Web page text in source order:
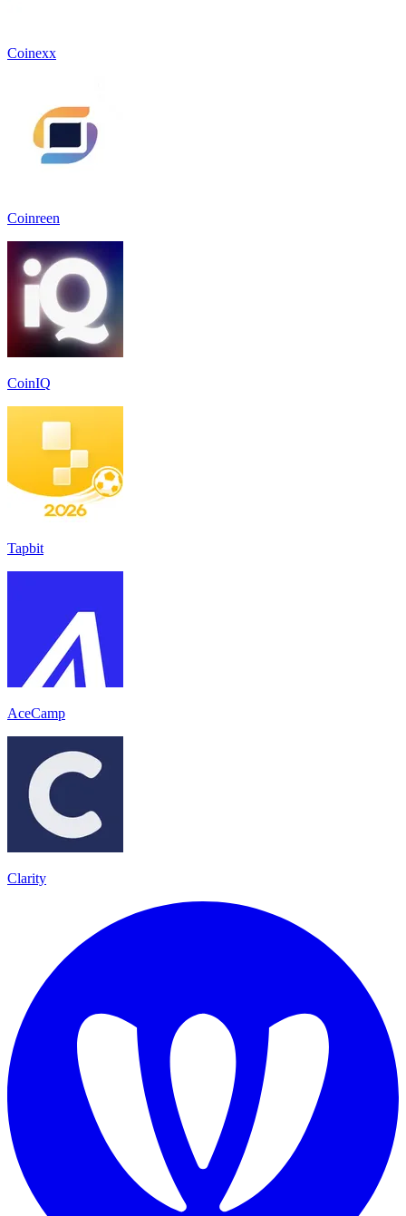
Coinexx
Coinreen
CoinIQ
Tapbit
AceCamp
Clarity